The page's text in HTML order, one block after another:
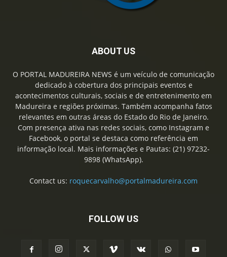
ABOUT US
O PORTAL MADUREIRA NEWS é um veículo de comunicação
dedicado à cobertura dos principais eventos e
acontecimentos culturais, sociais e de entretenimento em
Madureira e regiões próximas. Também acompanha fatos
relevantes em outras áreas do Estado do Rio de Janeiro.
Com presença ativa nas redes sociais, como Instagram e
Facebook, o portal se destaca como referência em
informação local. Mais informações e Pautas: (21) 97232-
9898 (WhatsApp).
Contact us: roquecarvalho@portalmadureira.com
FOLLOW US